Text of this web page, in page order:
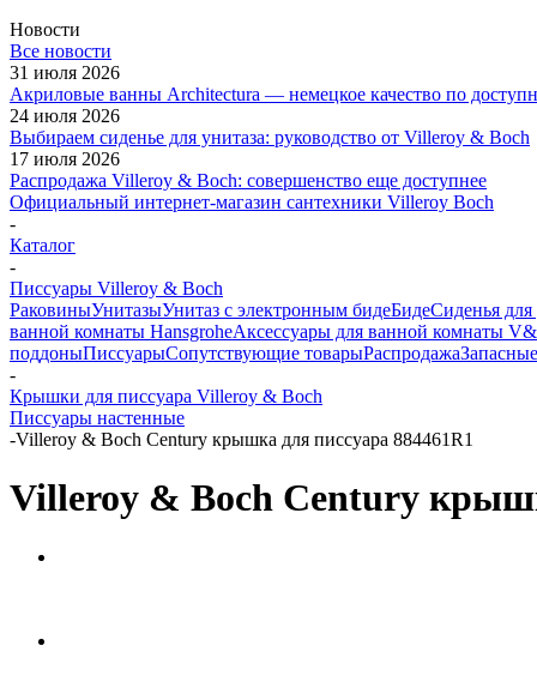
Новости
Все новости
31 июля 2026
Акриловые ванны Architectura — немецкое качество по
24 июля 2026
Выбираем сиденье для унитаза: руководство от Villeroy & Boch
17 июля 2026
Распродажа Villeroy & Boch: совершенство еще доступнее
Официальный интернет-магазин сантехники Villeroy Boch
-
Каталог
-
Писсуары Villeroy & Boch
РаковиныУнитазыУнитаз с электронным бидеБидеСиденья для
ванной комнаты HansgroheАксессуары для ванной комнаты
поддоныПиссуарыСопутствующие товарыРаспродажа
-
Крышки для писсуара Villeroy & Boch
Писсуары настенные
-Villeroy & Boch Century крышка для писсуара 884461R1
Villeroy & Boch Century